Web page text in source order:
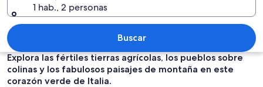
Un pueblo histórico con edificios
1 hab., 2 personas
Buscar
Explora las fértiles tierras agrícolas, los pueblos sobre
colinas y los fabulosos paisajes de montaña en este
corazón verde de Italia.